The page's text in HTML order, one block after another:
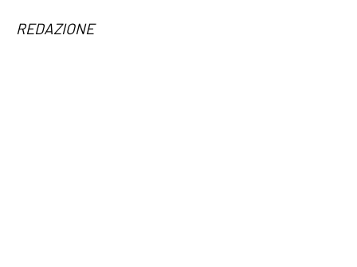
REDAZIONE